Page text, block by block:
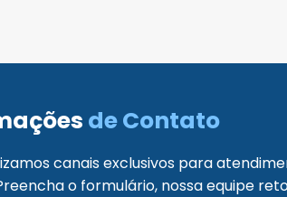
de Contato
canais exclusivos para
o formulário, nossa equipe